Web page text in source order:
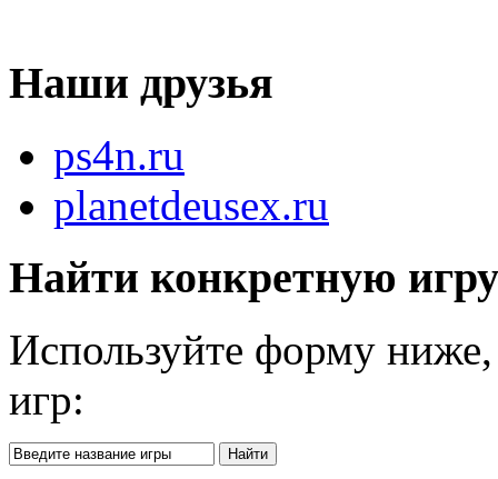
Наши друзья
ps4n.ru
planetdeusex.ru
Найти конкретную
Используйте форму
игр: